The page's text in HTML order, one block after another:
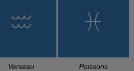
Verseau Poissons